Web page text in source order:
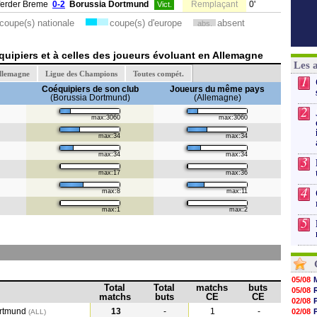
Breme 0-2 Borussia Dortmund Vict. Remplaçant 0'
coupe(s) nationale coupe(s) d'europe abs. absent
et à celles des joueurs évoluant en Allemagne
Ligue des Champions Toutes compét.
Coéquipiers de son club
(Borussia Dortmund)
Joueurs du même pays
(Allemagne)
max:3060 max:3060
max:34 max:34
max:34 max:34
max:17 max:36
max:8 max:11
max:1 max:2
Total
matchs
Total
buts
matchs
CE
buts
CE
(ALL) 13 - 1
-
Les
1
2
3
4
5
05/08
05/08
02/08
02/08